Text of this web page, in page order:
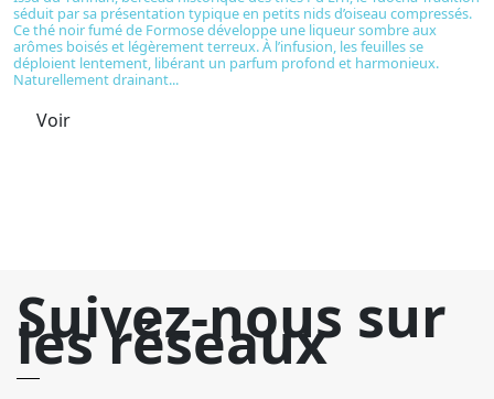
séduit par sa présentation typique en petits nids d’oiseau compressés.
Ce thé noir fumé de Formose développe une liqueur sombre aux
arômes boisés et légèrement terreux. À l’infusion, les feuilles se
déploient lentement, libérant un parfum profond et harmonieux.
Naturellement drainant...
Voir
Suivez-nous sur
les réseaux